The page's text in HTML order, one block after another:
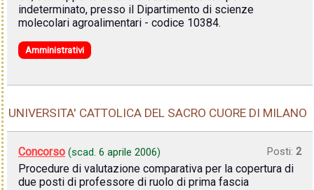
indeterminato, presso il Dipartimento di scienze
molecolari agroalimentari - codice 10384.
Amministrativi
UNIVERSITA' CATTOLICA DEL SACRO CUORE DI MILANO
Concorso (scad. 6 aprile 2006) Posti: 2
Procedure di valutazione comparativa per la copertura di
due posti di professore di ruolo di prima fascia